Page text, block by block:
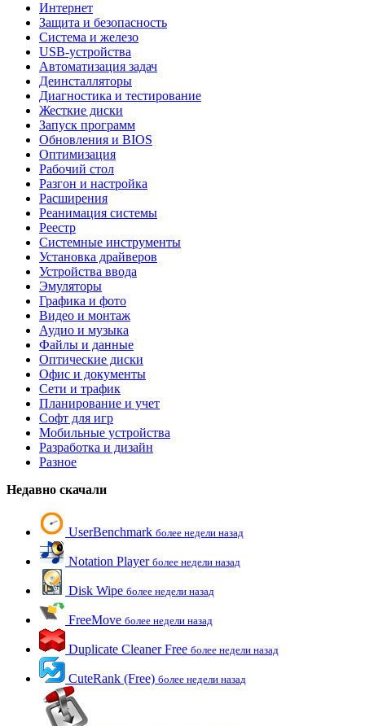
Интернет
Защита и безопасность
Система и железо
USB-устройства
Автоматизация задач
Деинсталляторы
Диагностика и тестирование
Жесткие диски
Запуск программ
Обновления и BIOS
Оптимизация
Рабочий стол
Разгон и настройка
Расширения
Реанимация системы
Реестр
Системные инструменты
Установка драйверов
Устройства ввода
Эмуляторы
Графика и фото
Видео и монтаж
Аудио и музыка
Файлы и данные
Оптические диски
Офис и документы
Сети и трафик
Планирование и учет
Софт для игр
Мобильные устройства
Разработка и дизайн
Разное
Недавно скачали
UserBenchmark более недели назад
Notation Player более недели назад
Disk Wipe более недели назад
FreeMove более недели назад
Duplicate Cleaner Free более недели назад
CuteRank (Free) более недели назад